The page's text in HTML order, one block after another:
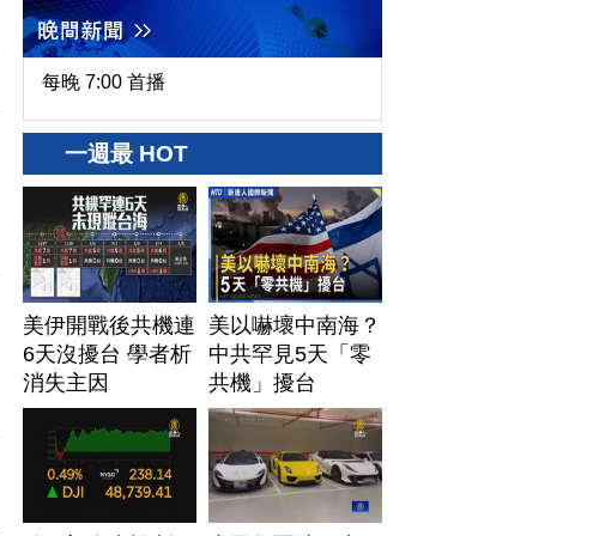
每晚 7:00 首播
一週最 HOT
美伊開戰後共機連
6天沒擾台 學者析
消失主因
美以嚇壞中南海？
中共罕見5天「零
共機」擾台